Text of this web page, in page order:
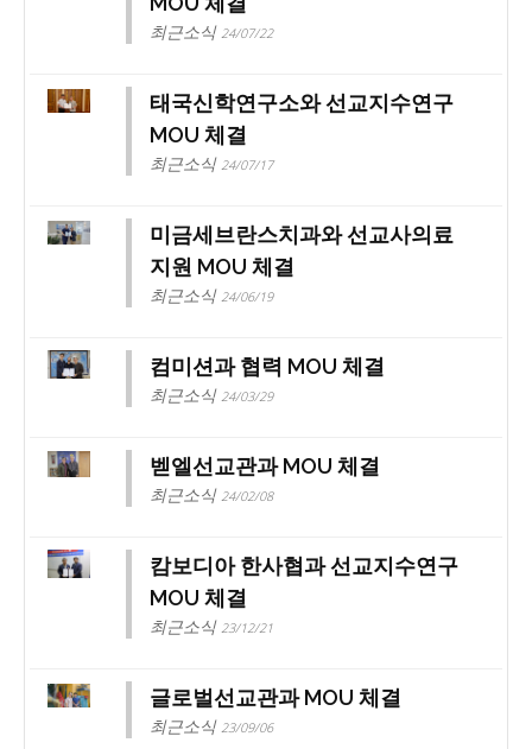
최근소식 24/07/22
태국신학연구소와 선교지수연구
MOU 체결
최근소식 24/07/17
미금세브란스치과와 선교사의료
지원 MOU 체결
최근소식 24/06/19
컴미션과 협력 MOU 체결
최근소식 24/03/29
벧엘선교관과 MOU 체결
최근소식 24/02/08
캄보디아 한사협과 선교지수연구
MOU 체결
최근소식 23/12/21
글로벌선교관과 MOU 체결
최근소식 23/09/06